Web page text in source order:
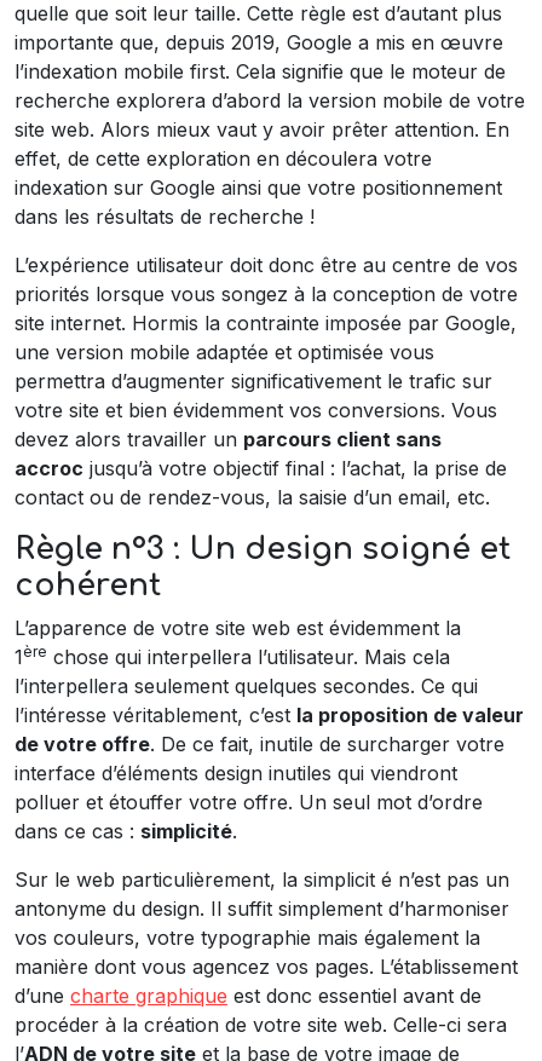
quelle que soit leur taille. Cette règle est d’autant plus
importante que, depuis 2019, Google a mis en œuvre
l’indexation mobile first. Cela signifie que le moteur de
recherche explorera d’abord la version mobile de votre
site web. Alors mieux vaut y avoir prêter attention. En
effet, de cette exploration en découlera votre
indexation sur Google ainsi que votre positionnement
dans les résultats de recherche !
L’expérience utilisateur doit donc être au centre de vos
priorités lorsque vous songez à la conception de votre
site internet. Hormis la contrainte imposée par Google,
une version mobile adaptée et optimisée vous
permettra d’augmenter significativement le trafic sur
votre site et bien évidemment vos conversions. Vous
devez alors travailler un parcours client sans
accroc jusqu’à votre objectif final : l’achat, la prise de
contact ou de rendez-vous, la saisie d’un email, etc.
Règle n°3 : Un design soigné et
cohérent
L’apparence de votre site web est évidemment la
1ère chose qui interpellera l’utilisateur. Mais cela
l’interpellera seulement quelques secondes. Ce qui
l’intéresse véritablement, c’est la proposition de valeur
de votre offre. De ce fait, inutile de surcharger votre
interface d’éléments design inutiles qui viendront
polluer et étouffer votre offre. Un seul mot d’ordre
dans ce cas : simplicité.
Sur le web particulièrement, la simplicit é n’est pas un
antonyme du design. Il suffit simplement d’harmoniser
vos couleurs, votre typographie mais également la
manière dont vous agencez vos pages. L’établissement
d’une charte graphique est donc essentiel avant de
procéder à la création de votre site web. Celle-ci sera
l’ADN de votre site et la base de votre image de